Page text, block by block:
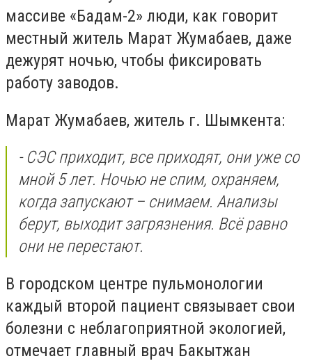
массиве «Бадам-2» люди, как говорит
местный житель Марат Жумабаев, даже
дежурят ночью, чтобы фиксировать
работу заводов.
Марат Жумабаев, житель г. Шымкента:
- СЭС приходит, все приходят, они уже со
мной 5 лет. Ночью не спим, охраняем,
когда запускают – снимаем. Анализы
берут, выходит загрязнения. Всё равно
они не перестают.
В городском центре пульмонологии
каждый второй пациент связывает свои
болезни с неблагоприятной экологией,
отмечает главный врач Бакытжан